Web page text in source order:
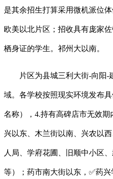
是其余招生打算采用微机派位
欧美以北片区；招收具有庞家
栖身证的学生。祁州大以南。
片区为县城三利大街-向阳-
域。各学校按照现实环境发布
名称），4.持有高碑店市无效
兴以东、木兰街以南、兴农以
人局、学府花圃、旧顺中小区
等）；药市南大街以东，✅药